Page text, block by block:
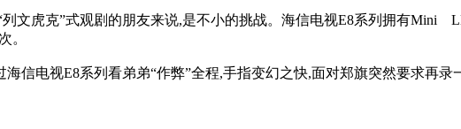
虎克”式观剧的朋友来说,是不小的挑战。海信电视E8系列拥有Mini
。
电视E8系列看弟弟“作弊”全程,手指变幻之快,面对郑旗突然要求再录